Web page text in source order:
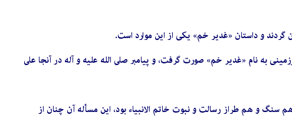
گردند و داستان‏ «غدیر خم» یکى از این موارد است.
به نام‏ «غدیر خم» صورت گرفت، و پیامبر صلى الله علیه و آله در آنجا على
سنگ و هم طراز رسالت‏ و نبوت خاتم الانبیاء بود، این مسأله‏ آن چنان از